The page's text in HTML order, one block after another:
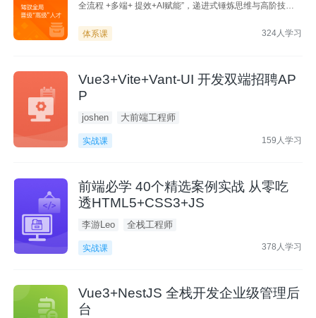
全流程 +多端+ 提效+AI赋能”，递进式锤炼思维与高阶技
通多端全栈”的高级工程师
体系课 324人学习
Vue3+Vite+Vant-UI 开发双端招聘AP
P
joshen 大前端工程师
实战课 159人学习
前端必学 40个精选案例实战 从零吃
透HTML5+CSS3+JS
李游Leo 全栈工程师
实战课 378人学习
Vue3+NestJS 全栈开发企业级管理后
台